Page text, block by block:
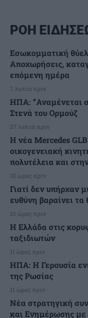
ΡΟΗ
Εσωκομματική
Αποχωρήσεις,
επόμενη ημέρα
7 λεπτά πριν
ΗΠΑ: “Αναμένεται
Στενά του Ορμούζ
27 λεπτά πριν
Η νέα Mercedes
οικογενειακή
πολυτέλεια και
10 ώρες πριν
Γιατί δεν υπήρχαν
ευθύνη βαραίνει τα
10 ώρες πριν
Η Ελλάδα στις
ταξιδιωτών
11 ώρες πριν
ΗΠΑ: Η Γερουσία
της Ρωσίας
11 ώρες πριν
Νέα στρατηγική
και Ενημέρωσης με